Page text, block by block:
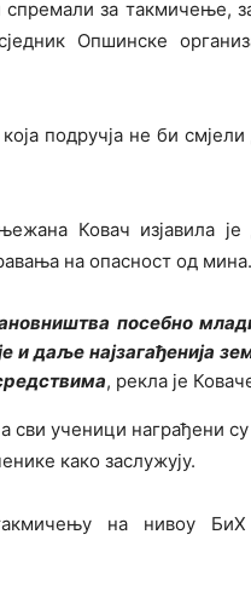
за такмичење,
Опшинске
подручја не би смјели
Ковач изјавила је
на опасност од мина.
посебно
и даље најзагађенија
, рекла је
сви ученици награђени су
како заслужују.
на нивоу БиХ